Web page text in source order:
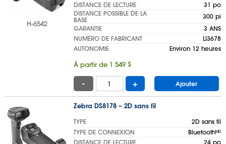
H-6542
DISTANCE DE LECTURE
31 po
DISTANCE POSSIBLE DE LA
BASE
300 pi
GARANTIE
3 ANS
NUMÉRO DE FABRICANT
LI3678
AUTONOMIE
Environ 12 heures
À partir de 1 549 $
- + Ajouter
Zebra DS8178 – 2D sans fil
TYPE
2D sans fil
TYPE DE CONNEXION
Bluetoothᴹᴰ
DISTANCE DE LECTURE
24 po